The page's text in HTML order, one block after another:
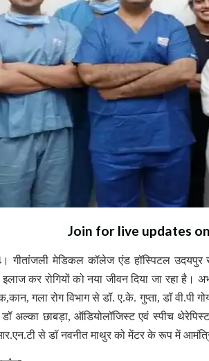
Join for live updates on
गीतांजली मेडिकल कॉलेज एंड हॉस्पिटल उदयपुर
कर रोगियों को नया जीवन दिया जा रहा है।
गला रोग विभाग से डॉ. ए.के. गुप्ता, डॉ वी.पी
डॉ अल्का छाबड़ा, ऑडियोलॉजिस्ट एवं स्पीच
से डॉ नवनीत माथुर को मेंटर के रूप में